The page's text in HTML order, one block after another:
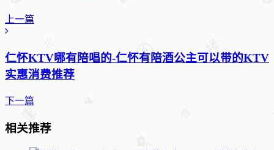
上一篇
仁怀KTV哪有陪唱的-仁怀有陪酒公主可以带的KTV
实惠消费推荐
下一篇
相关推荐